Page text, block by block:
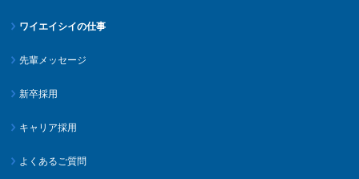
ワイエイシイの仕事
先輩メッセージ
新卒採用
キャリア採用
よくあるご質問